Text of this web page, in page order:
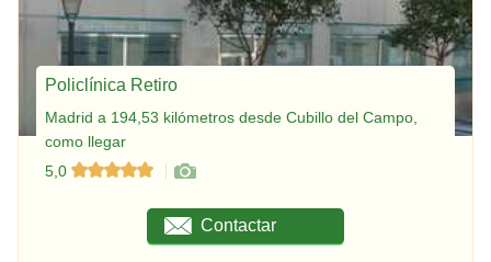
Policlínica Retiro
Madrid a 194,53 kilómetros desde Cubillo del Campo,
como llegar
5,0
Contactar